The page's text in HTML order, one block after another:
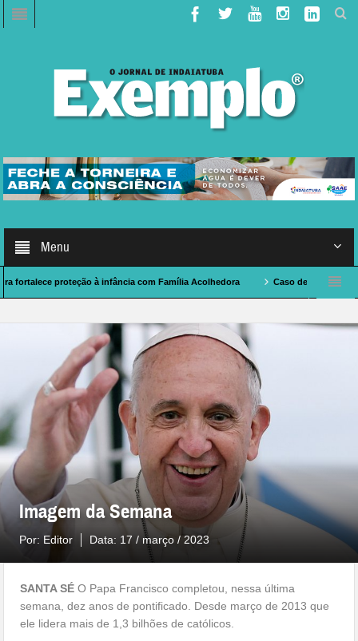
Menu
proteção à infância com Família Acolhedora Caso de Polícia: indaiatubano
Imagem da Semana
Por: Editor Data: 17 / março / 2023
SANTA SÉ O Papa Francisco completou, nessa última
semana, dez anos de pontificado. Desde março de 2013 que
ele lidera mais de 1,3 bilhões de católicos.